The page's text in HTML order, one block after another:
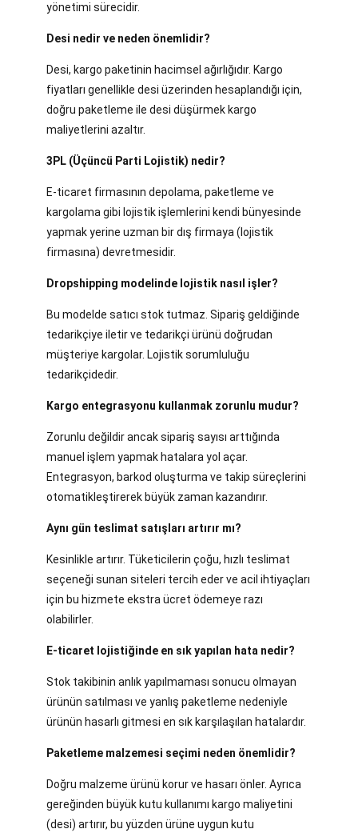
yönetimi sürecidir.
Desi nedir ve neden önemlidir?
Desi, kargo paketinin hacimsel ağırlığıdır. Kargo
fiyatları genellikle desi üzerinden hesaplandığı için,
doğru paketleme ile desi düşürmek kargo
maliyetlerini azaltır.
3PL (Üçüncü Parti Lojistik) nedir?
E-ticaret firmasının depolama, paketleme ve
kargolama gibi lojistik işlemlerini kendi bünyesinde
yapmak yerine uzman bir dış firmaya (lojistik
firmasına) devretmesidir.
Dropshipping modelinde lojistik nasıl işler?
Bu modelde satıcı stok tutmaz. Sipariş geldiğinde
tedarikçiye iletir ve tedarikçi ürünü doğrudan
müşteriye kargolar. Lojistik sorumluluğu
tedarikçidedir.
Kargo entegrasyonu kullanmak zorunlu mudur?
Zorunlu değildir ancak sipariş sayısı arttığında
manuel işlem yapmak hatalara yol açar.
Entegrasyon, barkod oluşturma ve takip süreçlerini
otomatikleştirerek büyük zaman kazandırır.
Aynı gün teslimat satışları artırır mı?
Kesinlikle artırır. Tüketicilerin çoğu, hızlı teslimat
seçeneği sunan siteleri tercih eder ve acil ihtiyaçları
için bu hizmete ekstra ücret ödemeye razı
olabilirler.
E-ticaret lojistiğinde en sık yapılan hata nedir?
Stok takibinin anlık yapılmaması sonucu olmayan
ürünün satılması ve yanlış paketleme nedeniyle
ürünün hasarlı gitmesi en sık karşılaşılan hatalardır.
Paketleme malzemesi seçimi neden önemlidir?
Doğru malzeme ürünü korur ve hasarı önler. Ayrıca
gereğinden büyük kutu kullanımı kargo maliyetini
(desi) artırır, bu yüzden ürüne uygun kutu